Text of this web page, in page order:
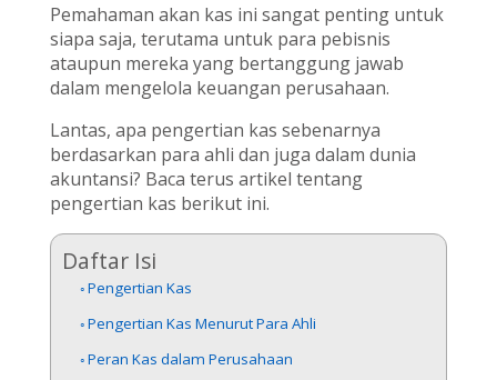
Pemahaman akan kas ini sangat penting untuk
siapa saja, terutama untuk para pebisnis
ataupun mereka yang bertanggung jawab
dalam mengelola keuangan perusahaan.
Lantas, apa pengertian kas sebenarnya
berdasarkan para ahli dan juga dalam dunia
akuntansi? Baca terus artikel tentang
pengertian kas berikut ini.
Daftar Isi
Pengertian Kas
Pengertian Kas Menurut Para Ahli
Peran Kas dalam Perusahaan